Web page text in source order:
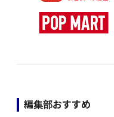
編集部おすすめ